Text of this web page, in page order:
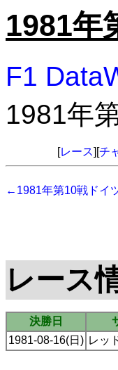
1981年
F1
1981年
[レース][チ
←1981年第10戦ドイ
レース
決勝日
1981-08-16(日) レッ